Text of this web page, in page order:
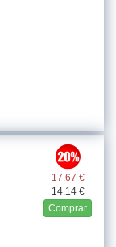
17.67 €
14.14 €
Comprar